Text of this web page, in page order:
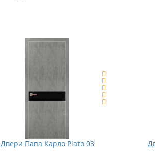
Двери Папа Карло Plato 03